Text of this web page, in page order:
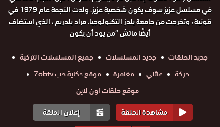
في مسلسل عزيز سوف يكون شخصية عزيز. ولدت النجمة عام 1979 في
قونية ، وتخرجت من جامعة يلدز التكنولوجيا. مراد يلدريم ، الذي استضاف
أيضًا ماتش “من يود أن يكون
جديد الحلقات
جديد المسلسلات
جميع المسلسلات التركية
حركة
عائلي مغامرة
موقع حكاية حب 7obtv
موقع حلقات اون لاين
مشاهدة الحلقة
إعلان الحلقة